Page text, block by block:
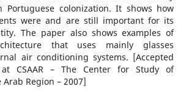
Portuguese colonization. It shows how
were and are still important for its
The paper also shows examples of
that uses mainly glasses
air conditioning systems. [Accepted
CSAAR – The Center for Study of
Region – 2007]